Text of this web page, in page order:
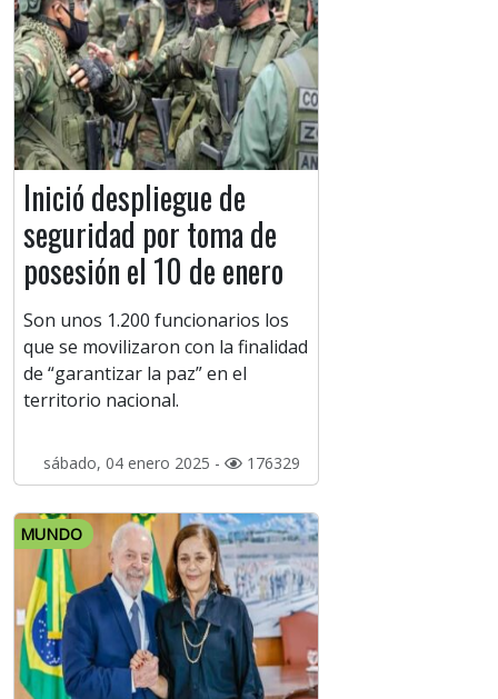
Inició despliegue de
seguridad por toma de
posesión el 10 de enero
Son unos 1.200 funcionarios los
que se movilizaron con la finalidad
de “garantizar la paz” en el
territorio nacional.
sábado, 04 enero 2025 - 176329
MUNDO